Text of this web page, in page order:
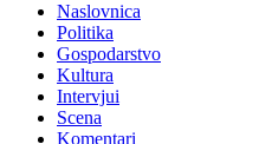
Naslovnica
Politika
Gospodarstvo
Kultura
Intervjui
Scena
Komentari